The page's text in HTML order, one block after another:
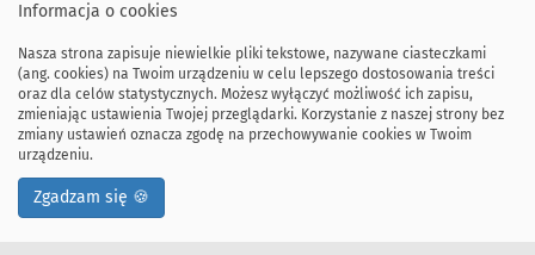
Informacja o cookies
Nasza strona zapisuje niewielkie pliki tekstowe, nazywane ciasteczkami
(ang. cookies) na Twoim urządzeniu w celu lepszego dostosowania treści
oraz dla celów statystycznych. Możesz wyłączyć możliwość ich zapisu,
zmieniając ustawienia Twojej przeglądarki. Korzystanie z naszej strony bez
zmiany ustawień oznacza zgodę na przechowywanie cookies w Twoim
urządzeniu.
Zgadzam się 🍪